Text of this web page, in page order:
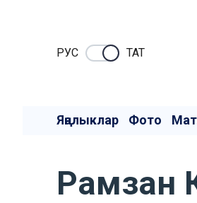
РУC ТАТ
Яңалыклар Фото
Рамзан